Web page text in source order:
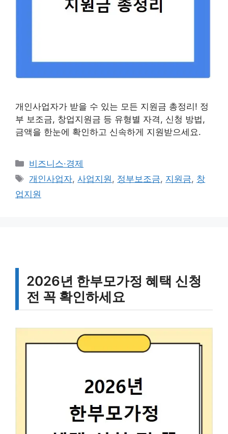
개인사업자가 받을 수 있는 모든 지원금 총정리! 정
부 보조금, 창업지원금 등 유형별 자격, 신청 방법,
금액을 한눈에 확인하고 신속하게 지원받으세요.
카
테
리
비즈니스·경제
태
그
개인사업자,사업지원, 정부보조금, 지원금, 창
업지원
2026년 한부모가정 혜택 신청
전 꼭 확인하세요